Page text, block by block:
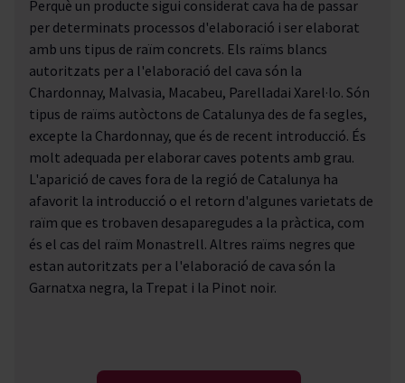
Perquè un producte sigui considerat cava ha de passar
per determinats processos d'elaboració i ser elaborat
amb uns tipus de raïm concrets. Els raïms blancs
autoritzats per a l'elaboració del cava són la
Chardonnay, Malvasia, Macabeu, Parelladai Xarel·lo. Són
tipus de raïms autòctons de Catalunya des de fa segles,
excepte la Chardonnay, que és de recent introducció. És
molt adequada per elaborar caves potents amb grau.
L'aparició de caves fora de la regió de Catalunya ha
afavorit la introducció o el retorn d'algunes varietats de
raïm que es trobaven desaparegudes a la pràctica, com
és el cas del raïm Monastrell. Altres raïms negres que
estan autoritzats per a l'elaboració de cava són la
Garnatxa negra, la Trepat i la Pinot noir.